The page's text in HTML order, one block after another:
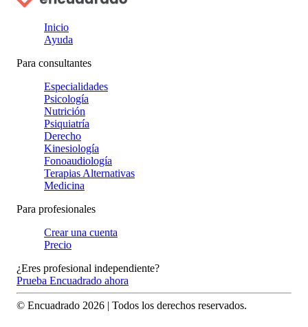
Inicio
Ayuda
Para consultantes
Especialidades
Psicología
Nutrición
Psiquiatría
Derecho
Kinesiología
Fonoaudiología
Terapias Alternativas
Medicina
Para profesionales
Crear una cuenta
Precio
¿Eres profesional independiente?
Prueba Encuadrado ahora
© Encuadrado 2026 | Todos los derechos reservados.